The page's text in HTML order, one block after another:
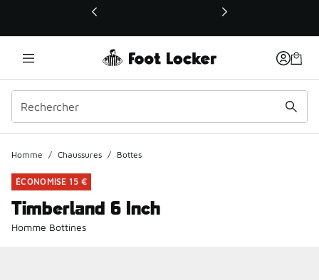
Ce lien ouvrira une nouvelle fenêtre
Homme / Chaussures / Bottes
ÉCONOMISE 15 €
Timberland 6 Inch
Homme Bottines